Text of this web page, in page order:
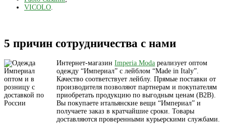
VICOLO.
5 причин сотрудничества с нами
Интернет-магазинImperia Moda реализует оптом
одежду “Империал” с лейблом “Made in Italy”.
Качество соответствует лейблу. Прямые поставки от
производителя позволяют партнерам и покупателям
приобретать продукцию по выгодным ценам (B2B).
Вы покупаете итальянские вещи “Империал” и
получаете заказ в кратчайшие сроки. Товары
доставляются проверенными курьерскими службами.